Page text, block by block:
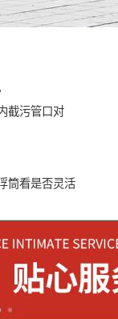
截污管口对
筒看是否灵活